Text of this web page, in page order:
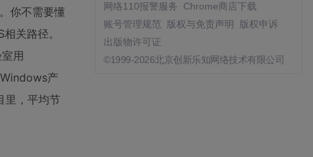
你不需要懂
关路径。
用
产
里，平均节
网络110报警服务
Chrome商店下载
账号管理规范
版权与免责声明
版权申诉
出版物许可证
©1999-2026北京创新乐知网络技术有限公司